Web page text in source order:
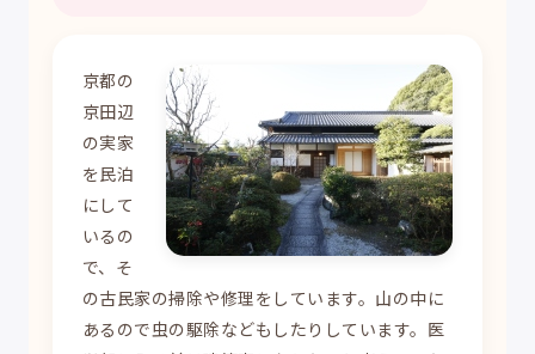
京都の
京田辺
の実家
を民泊
にして
いるの
で、そ
の古民家の掃除や修理をしています。山の中に
あるので虫の駆除などもしたりしています。医